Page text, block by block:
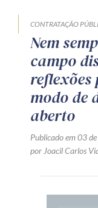
CONTRATAÇÃO
Nem
campo
reflexões
modo de
aberto
Publicado em 03
por Joacil Carlos